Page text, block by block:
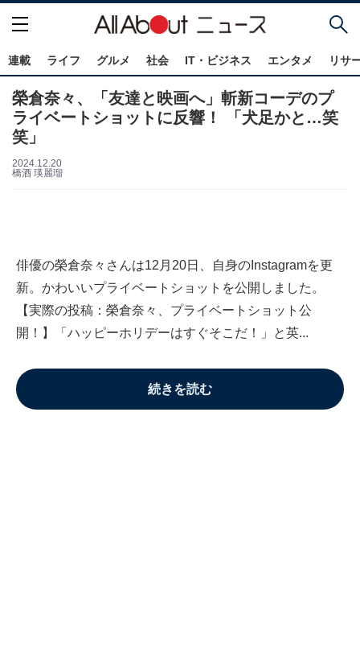
連載 ライフ グルメ 社会 IT・ビジネス エンタメ リサ
榮倉奈々、「友達と映画へ」斬新コーデのプ
ライベートショットに反響！ 「犬足かと…笑
笑」
2024.12.20
橋酒 瑛麗瑠
俳優の榮倉奈々さんは12月20日、自身のInstagramを更
新。かわいいプライベートショットを公開しました。
【実際の投稿：榮倉奈々、プライベートショット公
開！】「ハッピーホリデーはすぐそこだ！」と英...
続きを読む